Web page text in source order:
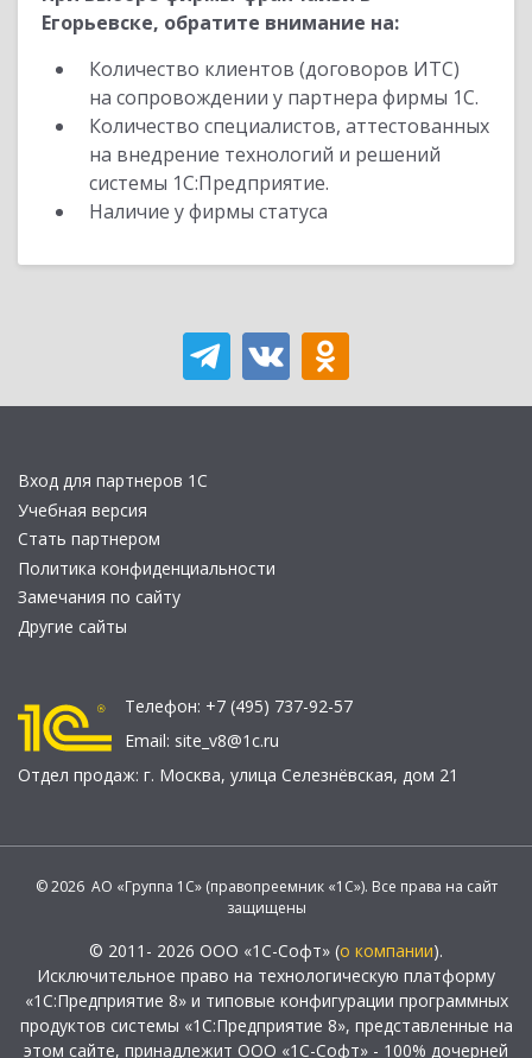
Егорьевске, обратите внимание на:
Количество клиентов (договоров ИТС)
на сопровождении у партнера фирмы 1С.
Количество специалистов, аттестованных
на внедрение технологий и решений
системы 1С:Предприятие.
Наличие у фирмы статуса
Вход для партнеров 1С
Учебная версия
Стать партнером
Политика конфиденциальности
Замечания по сайту
Другие сайты
Телефон: +7 (495) 737-92-57
Email: site_v8@1c.ru
Отдел продаж: г. Москва, улица Селезнёвская, дом 21
© 2026 АО «Группа 1С» (правопреемник «1С»). Все права на сайт
защищены
© 2011- 2026 ООО «1С-Софт» (о компании).
Исключительное право на технологическую платформу
«1С:Предприятие 8» и типовые конфигурации программных
продуктов системы «1С:Предприятие 8», представленные на
этом сайте, принадлежит ООО «1С-Софт» - 100% дочерней